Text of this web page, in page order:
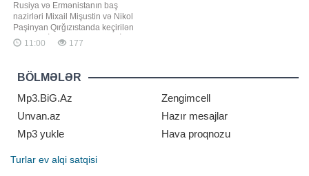
Rusiya və Ermənistanın baş
nazirləri Mixail Mişustin və Nikol
Paşinyan Qırğızıstanda keçirilən
Avrasiya İqtisadi Birliyinin (AİB)
iclası öncəsi qısa söhbət ediblər.
"Sputnik Armenia" tərəfindən
"Telegram" kanalında paylaşılıb.
Nəşrin məlumatın
11:00 177
BÖLMƏLƏR
Mp3.BiG.Az
Zengimcell
Unvan.az
Hazır mesajlar
Mp3 yukle
Hava proqnozu
Turlar ev alqi satqisi